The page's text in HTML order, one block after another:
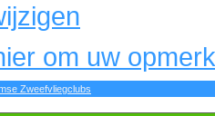
om uw
Zweefvliegclubs